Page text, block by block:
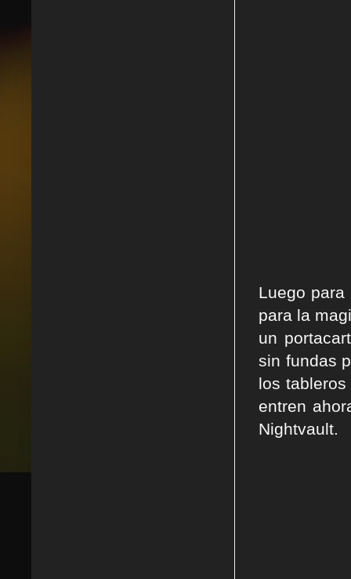
Luego
para la
un
sin fundas
los
entren
Nightvault.